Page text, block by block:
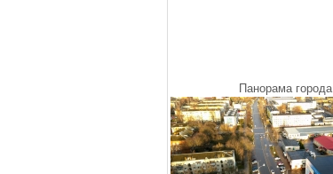
Панорама города